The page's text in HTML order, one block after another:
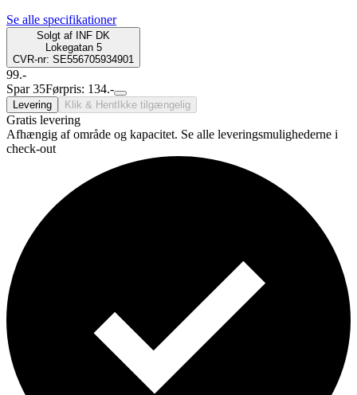
Se alle specifikationer
Solgt af
INF DK
Lokegatan 5
CVR-nr: SE556705934901
99.-
Spar 35Førpris: 134.-
Levering Klik & Hent Ikke tilgængelig
Gratis levering
Afhængig af område og kapacitet. Se alle leveringsmulighederne i
check-out